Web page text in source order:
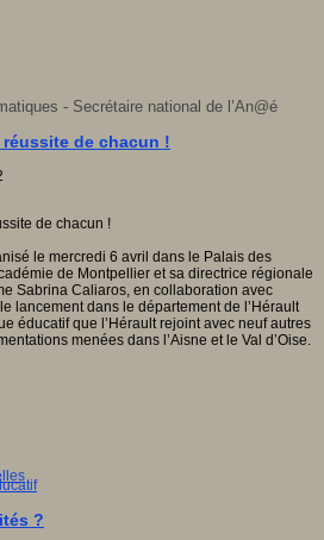
- Secrétaire national de l’An@é
réussite de chacun !
le mercredi 6 avril dans le Palais des
de Montpellier et sa directrice régionale
Sabrina Caliaros, en collaboration avec
lancement dans le département de l’Hérault
éducatif que l’Hérault rejoint avec neuf autres
menées dans l’Aisne et le Val d’Oise.
?